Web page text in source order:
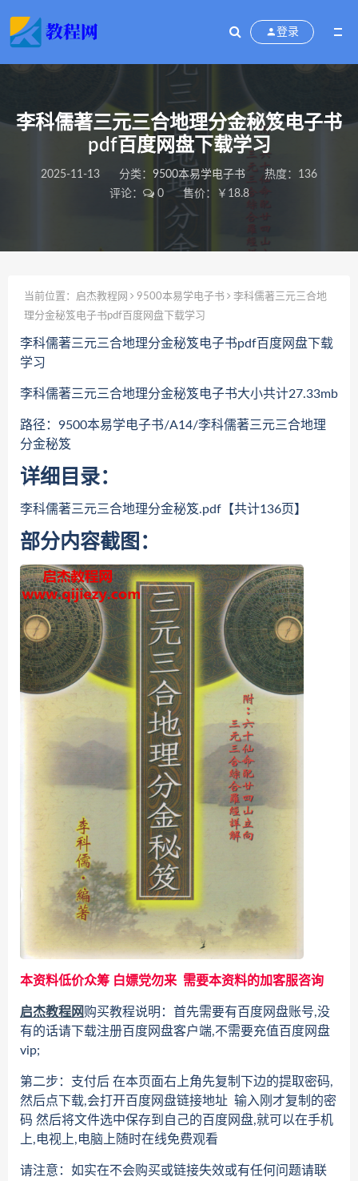
登录
李科儒著三元三合地理分金秘笈电子书
pdf百度网盘下载学习
2025-11-13 分类： 9500本易学电子书
热度：136
评论：
0 售价：￥18.8
当前位置： 启杰教程网 9500本易学电子书
李科儒著三元三合地
理分金秘笈电子书pdf百度网盘下载学习
李科儒著三元三合地理分金秘笈电子书pdf百度网盘下载
学习
李科儒著三元三合地理分金秘笈电子书大小共计27.33mb
路径：9500本易学电子书/A14/李科儒著三元三合地理
分金秘笈
详细目录：
李科儒著三元三合地理分金秘笈.pdf【共计136页】
部分内容截图：
本资料低价众筹 白嫖党勿来 需要本资料的加客服咨询
启杰教程网购买教程说明：首先需要有百度网盘账号,没
有的话请下载注册百度网盘客户端,不需要充值百度网盘
vip;
第二步：支付后 在本页面右上角先复制下边的提取密码,
然后点下载,会打开百度网盘链接地址 输入刚才复制的密
码 然后将文件选中保存到自己的百度网盘,就可以在手机
上,电视上,电脑上随时在线免费观看
请注意：如实在不会购买或链接失效或有任何问题请联